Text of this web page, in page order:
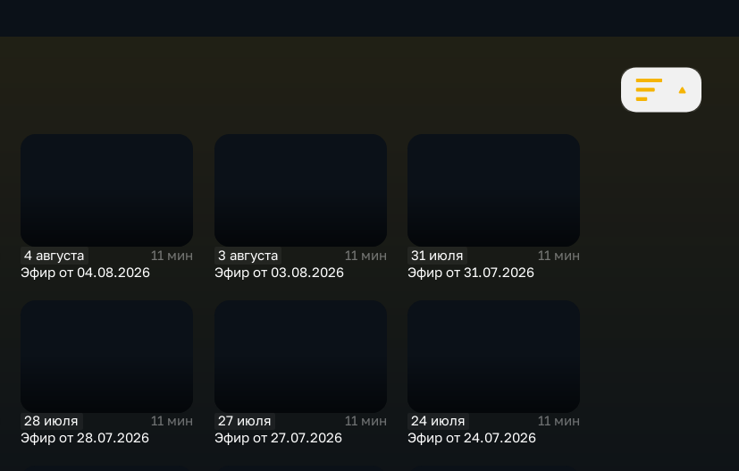
4 августа
11 мин
Эфир от 04.08.2026
3 августа
11 мин
Эфир от 03.08.2026
31 июля
11 мин
Эфир от 31.07.2026
28 июля
11 мин
Эфир от 28.07.2026
27 июля
11 мин
Эфир от 27.07.2026
24 июля
11 мин
Эфир от 24.07.2026